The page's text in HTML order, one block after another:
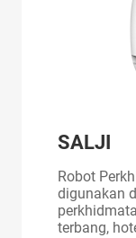
SALJI
Robot
digunakan
terbang,